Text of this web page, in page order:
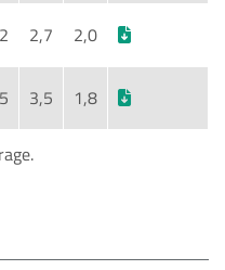
2,7
2,0
3,5 1,8